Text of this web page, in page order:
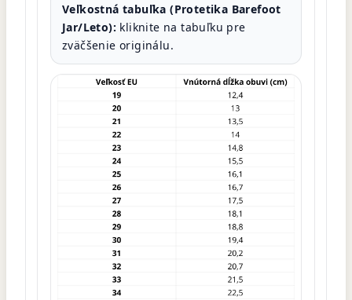
Veľkostná tabuľka (Protetika Barefoot
Jar/Leto): kliknite na tabuľku pre
zväčšenie originálu.